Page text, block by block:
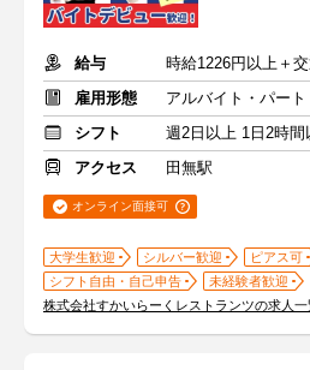
給与
時給1226円以上＋
雇用形態
アルバイト・パート
シフト
週2日以上 1日2時間
アクセス
田無駅
オンライン面接可
大学生歓迎 シルバー歓迎
ピアス可
シフト自由・自己申告
未経験者歓迎
株式会社すかいらーくレストランツの求人一